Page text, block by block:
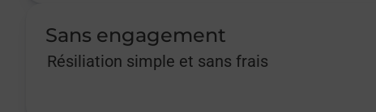
Sans engagement
Résiliation simple et sans frais